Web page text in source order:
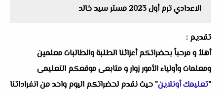
الاعدادي ترم أول 2023 مستر سيد خالد
تقديم :
أهلاُ و مرحباً بحضراتكم أعزائنا الطلبة والطالبات معلمين
ومعلمات وأولياء الأمور زوار و متابعى موقعكم التعليمى
"تعليمك أونلاين" حيث نقدم لحضراتكم اليوم واحد من انفراداتنا